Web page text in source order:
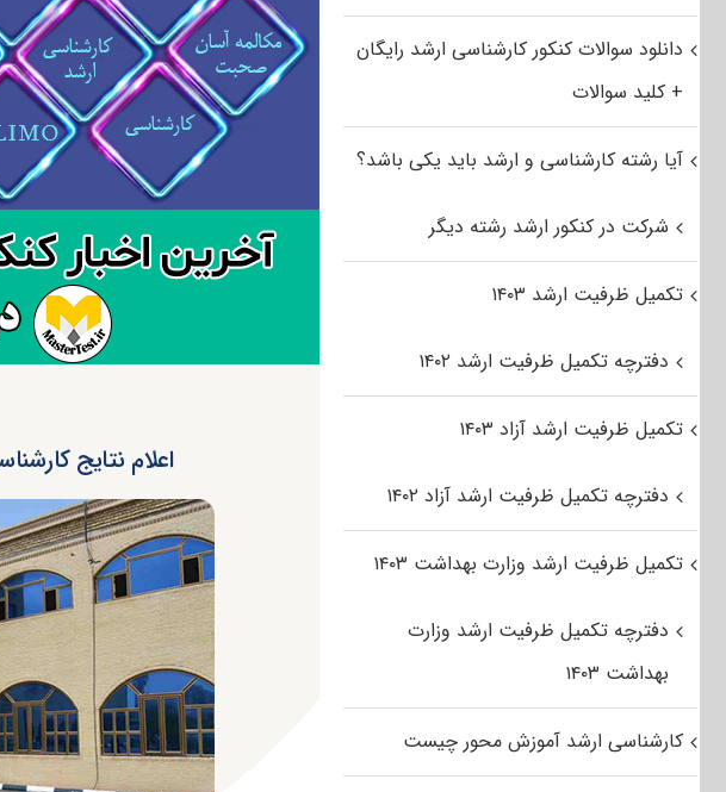
اعلام نتایج
دانلود سوالات کنکور کارشناسی ارشد رایگان
+ کلید سوالات
آیا رشته کارشناسی و ارشد باید یکی باشد؟
شرکت در کنکور ارشد رشته دیگر
تکمیل ظرفیت ارشد ۱۴۰۳
دفترچه تکمیل ظرفیت ارشد ۱۴۰۲
تکمیل ظرفیت ارشد آزاد ۱۴۰۳
دفترچه تکمیل ظرفیت ارشد آزاد ۱۴۰۲
تکمیل ظرفیت ارشد وزارت بهداشت ۱۴۰۳
دفترچه تکمیل ظرفیت ارشد وزارت
بهداشت ۱۴۰۳
کارشناسی ارشد آموزش محور چیست